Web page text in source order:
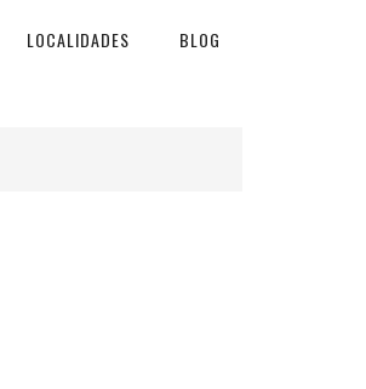
LOCALIDADES BLOG